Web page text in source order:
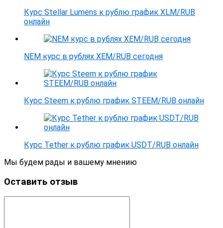
Курс Stellar Lumens к рублю график XLM/RUB
онлайн
NEM курс в рублях XEM/RUB сегодня
Курс Steem к рублю график STEEM/RUB онлайн
Курс Tether к рублю график USDT/RUB онлайн
Мы будем рады и вашему мнению
Оставить отзыв